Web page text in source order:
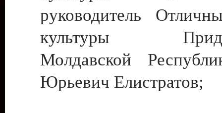
руководитель
культуры
Молдавской
Юрьевич Елистратов;